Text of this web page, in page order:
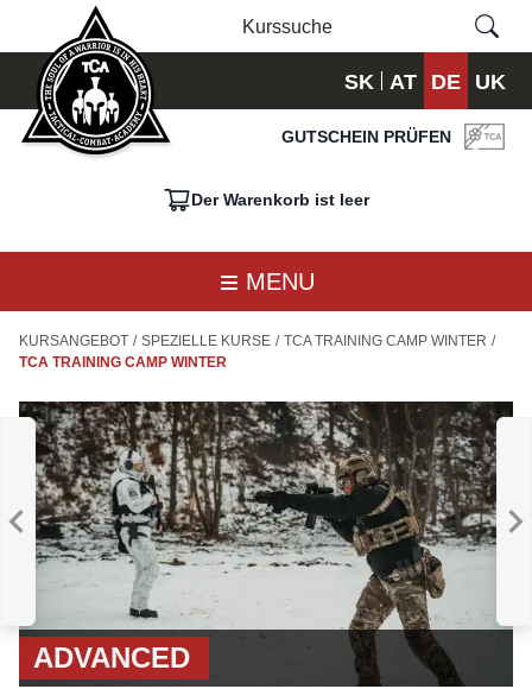
SK AT DE UK
GUTSCHEIN PRÜFEN
Der Warenkorb ist leer
MENU
KURSANGEBOT / SPEZIELLE KURSE / TCA TRAINING CAMP WINTER /
TCA TRAINING CAMP WINTER
ADVANCED
TCA TRAINING CAMP
SOMMER
ADVANCED